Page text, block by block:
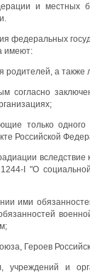
и местных
федеральных
имеют:
а
согласно
только
Российской
I "О
ими
Героев
учреждений и